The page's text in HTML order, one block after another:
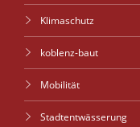
Klimaschutz
koblenz-baut
Mobilität
Stadtentwässerung